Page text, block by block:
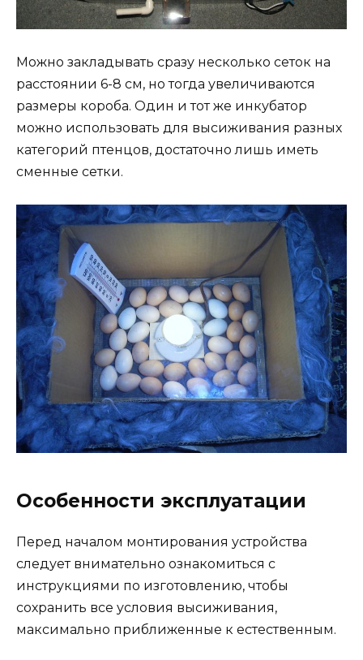
Можно закладывать сразу несколько сеток на
расстоянии 6-8 см, но тогда увеличиваются
размеры короба. Один и тот же инкубатор
можно использовать для высиживания разных
категорий птенцов, достаточно лишь иметь
сменные сетки.
Особенности эксплуатации
Перед началом монтирования устройства
следует внимательно ознакомиться с
инструкциями по изготовлению, чтобы
сохранить все условия высиживания,
максимально приближенные к естественным.